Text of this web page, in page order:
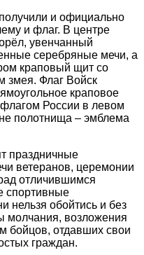
и официально
и флаг. В центре
увенчанный
серебряные мечи, а
краповый щит со
змея. Флаг Войск
краповое
России в левом
полотнища – эмблема
праздничные
ветеранов, церемонии
отличившимся
спортивные
нельзя обойтись и без
молчания, возложения
бойцов, отдавших свои
граждан.